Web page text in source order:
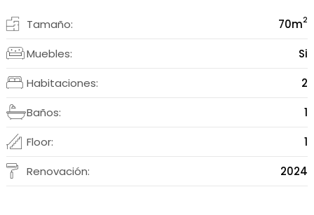
Tamaño: 70m2
Muebles:
Si
Habitaciones:
2
Baños:
1
Floor:
1
Renovación:
2024